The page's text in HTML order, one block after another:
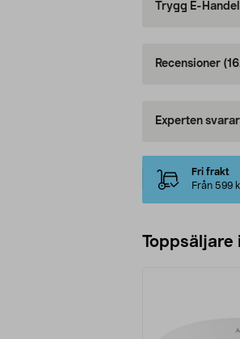
Trygg E-Handel
Recensioner
Experten svarar
Fri frakt
Från 599
Toppsäljare